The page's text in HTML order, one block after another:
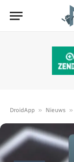
DroidApp » Nieuws »